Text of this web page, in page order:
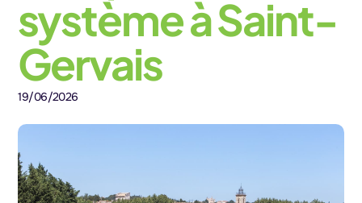
système à Saint-
Gervais
19/06/2026